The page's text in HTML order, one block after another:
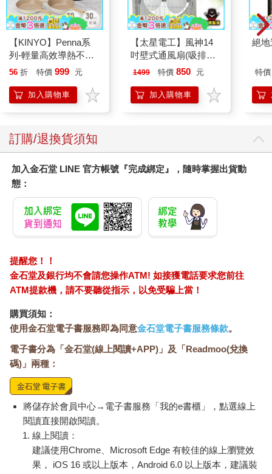
Q：一般民眾該如何理解外泌體？
A：外泌體幾乎存在於所有生物體中，連細菌都會製造自己的細胞
外囊泡（EV），這是生命細胞活動中的一個基礎過程。在人體
內，所有組織都會產生外泌體，數量以兆計地漂浮在血液、唾液
和腦脊髓液中。如果能從中取出極少部分進行分析，就能獲得來
自全身各處的「小型報告」。因此，我認為外泌體極有潛力成為
重要的基礎科學，也能為生技產業提供關鍵的分析與應用技術。
A：老實說，目前在亞洲尚未看到太多實質性的進展。不過，我在
美國擔任顧問的一家公司，開發了一項卵巢癌的早期診斷技術，
能在血漿中檢測到同一顆外泌體粒子上同時存在的3種腫瘤抗原，
因此可以在第一期就偵測到卵巢癌。如果這項技術能進入常規檢
測流程，就有可能成為女性年度篩檢項目之一，並進一步擴展到
其他可以透過抗原檢測的疾病。
Q：台灣有機會發展外泌體產業嗎？
多過去容易找到研究工作的博士後與學生，如今卻找不到機會。
如果台灣能提供適合的科研與產業環境，或許有機會延攬這些在
美國沒有出路的優秀人才，成為台灣發展外泌體產業的新動能。
Q：回顧您的研究歷程，您是否曾預料外泌體領域會變得這麼活
躍嗎？
時這個領域主要由傳統細胞生物學家主導，他們依靠形態學觀察
細胞與膜的結構。而我受的是生物化學訓練，想了解分子層級的
運作，所以著手分離會阻礙分泌的突變株。我原以為這些發現只
會在酵母菌領域引起興趣，沒想到後來對更廣泛的細胞生物學界
產生了影響。我們發現這些基因在人類細胞中也有對應的版本，
於是這些成果被推廣到整個生物學界。
Q：您如何看待目前外泌體研究的現況？
A：我必須說，這個領域目前相當混亂。我大約12年前開始投入
外泌體研究，當時看到一些很有意思的可能性，但對技術標準感
【KINYO】Penna系
列-輕量高效導熱不沾
平煎鍋30cm
56 折 特價 999 元
加入購物車
【太星電工】風神14
吋壁式通風扇(吸排風
機)
1499 特價 850 元
加入購物車
絕
特價
訂購/退換貨須知
加入金石堂 LINE 官方帳號『完成綁定』，隨時掌握出貨動
態：
提醒您！！
金石堂及銀行均不會請您操作ATM! 如接獲電話要求您前往
ATM提款機，請不要聽從指示，以免受騙上當！
購買須知：
使用金石堂電子書服務即為同意金石堂電子書服務條款。
電子書分為「金石堂(線上閱讀+APP)」及「Readmoo(兌換
碼)」兩種：
將儲存於會員中心→電子書服務「我的e書櫃」，點選線上
閱讀直接開啟閱讀。
線上閱讀：
建議使用Chrome、Microsoft Edge 有較佳的線上瀏覽效
果， iOS 16 或以上版本，Android 6.0 以上版本，建議裝